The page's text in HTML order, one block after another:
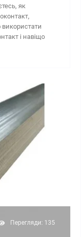
як
і навіщо
Перегляди: 135